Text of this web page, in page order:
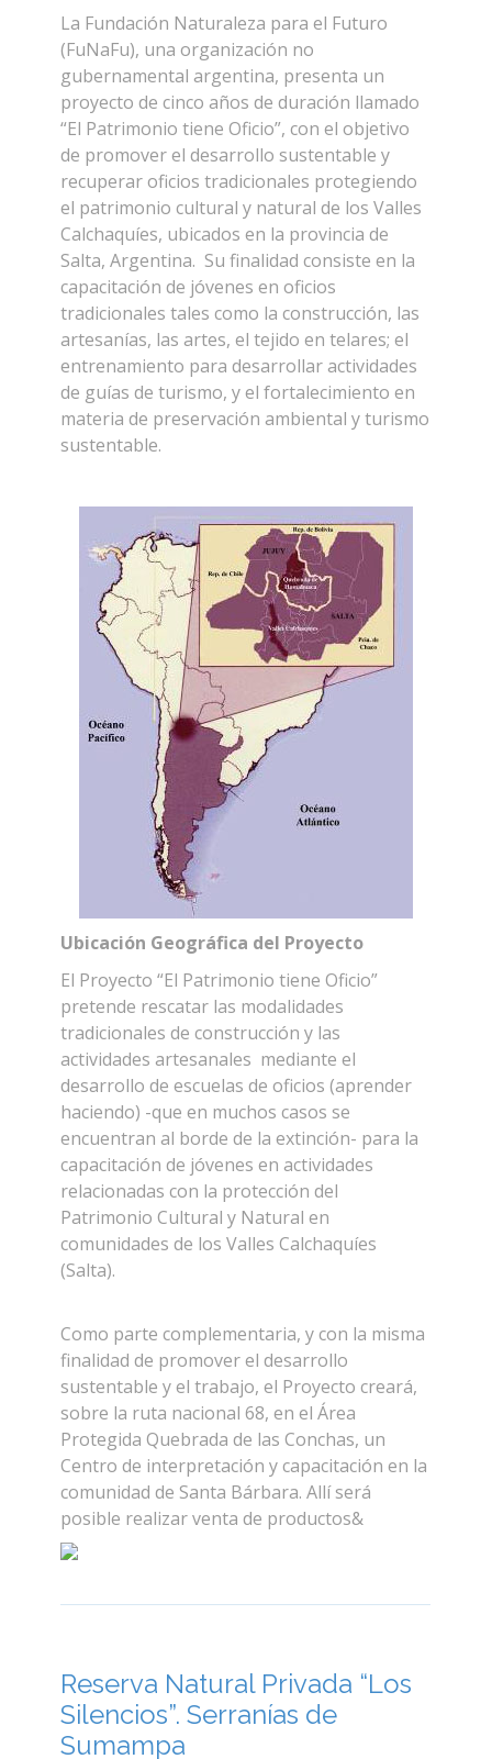
La Fundación Naturaleza para el Futuro
(FuNaFu), una organización no
gubernamental argentina, presenta un
proyecto de cinco años de duración llamado
“El Patrimonio tiene Oficio”, con el objetivo
de promover el desarrollo sustentable y
recuperar oficios tradicionales protegiendo
el patrimonio cultural y natural de los Valles
Calchaquíes, ubicados en la provincia de
Salta, Argentina. Su finalidad consiste en la
capacitación de jóvenes en oficios
tradicionales tales como la construcción, las
artesanías, las artes, el tejido en telares; el
entrenamiento para desarrollar actividades
de guías de turismo, y el fortalecimiento en
materia de preservación ambiental y turismo
sustentable.
Ubicación Geográfica del Proyecto
El Proyecto “El Patrimonio tiene Oficio”
pretende rescatar las modalidades
tradicionales de construcción y las
actividades artesanales mediante el
desarrollo de escuelas de oficios (aprender
haciendo) -que en muchos casos se
encuentran al borde de la extinción- para la
capacitación de jóvenes en actividades
relacionadas con la protección del
Patrimonio Cultural y Natural en
comunidades de los Valles Calchaquíes
(Salta).
Como parte complementaria, y con la misma
finalidad de promover el desarrollo
sustentable y el trabajo, el Proyecto creará,
sobre la ruta nacional 68, en el Área
Protegida Quebrada de las Conchas, un
Centro de interpretación y capacitación en la
comunidad de Santa Bárbara. Allí será
posible realizar venta de productos&
Reserva Natural Privada “Los
Silencios”. Serranías de
Sumampa